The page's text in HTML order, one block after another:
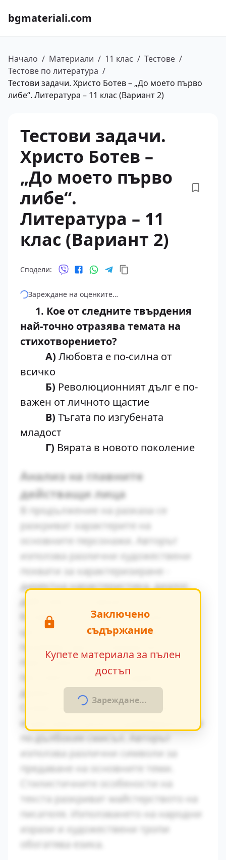
bgmateriali.com
Начало / Материали / 11 клас / Тестове /
Тестове по литература /
Тестови задачи. Христо Ботев – „До моето първо
либе“. Литература – 11 клас (Вариант 2)
Тестови задачи.
Христо Ботев –
„До моето първо
либе“.
Литература – 11
клас (Вариант 2)
Сподели:
Зареждане на оценките…
1. Кое от следните твърдения
най-точно отразява темата на
стихотворението?
А) Любовта е по-силна от
всичко
Б) Революционният дълг е по-
важен от личното щастие
В) Тъгата по изгубената
младост
Г) Вярата в новото поколение
Анализ на главните
действащи лица
В продължение на разказа се
разкриват характерите на
основните персонажи. Авторът
използва различни художествени
похвати за характеризиране -
директна характеристика, диалог,
действия и вътрешен монолог.
Конфликтът между традиционните
ценности и модерните идеи се
персонажите. Това
противопоставяне създава
драматично напрежение.
Символиката в произведението
играе важна роля за разбирането на
използва различни символи за
предаване на основните теми.
Стилистичните особености на
текста разкриват майстерството на
писателя. Използването на народни
изрази и художествени тропи
обогатява езика.
Заключено
съдържание
Купете материала за пълен
достъп
Зареждане...